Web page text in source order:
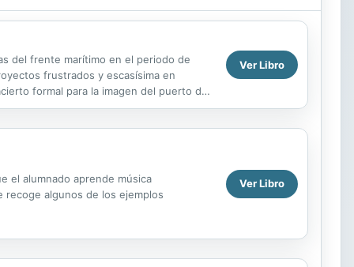
del frente marítimo en el periodo de
frustrados y escasísima en
formal para la imagen del puerto de
Ver Libro
el alumnado aprende música
algunos de los ejemplos
Ver Libro